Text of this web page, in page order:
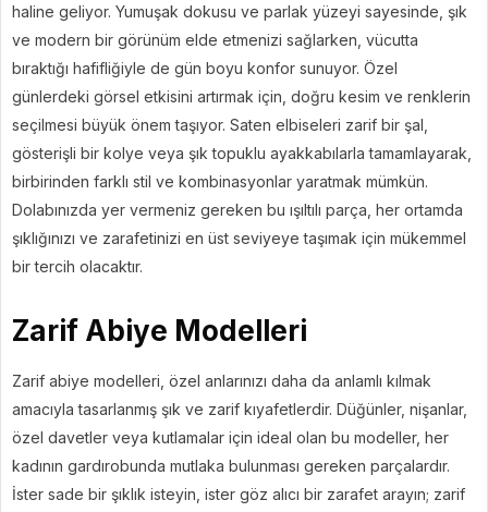
haline geliyor. Yumuşak dokusu ve parlak yüzeyi sayesinde, şık
ve modern bir görünüm elde etmenizi sağlarken, vücutta
bıraktığı hafifliğiyle de gün boyu konfor sunuyor. Özel
günlerdeki görsel etkisini artırmak için, doğru kesim ve renklerin
seçilmesi büyük önem taşıyor. Saten elbiseleri zarif bir şal,
gösterişli bir kolye veya şık topuklu ayakkabılarla tamamlayarak,
birbirinden farklı stil ve kombinasyonlar yaratmak mümkün.
Dolabınızda yer vermeniz gereken bu ışıltılı parça, her ortamda
şıklığınızı ve zarafetinizi en üst seviyeye taşımak için mükemmel
bir tercih olacaktır.
Zarif Abiye Modelleri
Zarif abiye modelleri, özel anlarınızı daha da anlamlı kılmak
amacıyla tasarlanmış şık ve zarif kıyafetlerdir. Düğünler, nişanlar,
özel davetler veya kutlamalar için ideal olan bu modeller, her
kadının gardırobunda mutlaka bulunması gereken parçalardır.
İster sade bir şıklık isteyin, ister göz alıcı bir zarafet arayın; zarif